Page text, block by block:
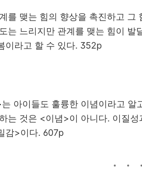
를 맺는 힘의 향상을 촉진하고
는 느리지만 관계를 맺는 힘이
이라고 할 수 있다. 352p
아이들도 훌륭한 이념이라고
는 것은 <이념>이 아니다. 이질
감>이다. 607p